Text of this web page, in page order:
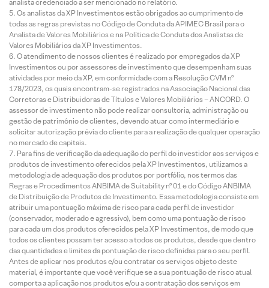
analista credenciado a ser mencionado no relatório.
Os analistas da XP Investimentos estão obrigados ao cumprimento de
todas as regras previstas no Código de Conduta da APIMEC Brasil para o
Analista de Valores Mobiliários e na Política de Conduta dos Analistas de
Valores Mobiliários da XP Investimentos.
O atendimento de nossos clientes é realizado por empregados da XP
Investimentos ou por assessores de investimento que desempenham suas
atividades por meio da XP, em conformidade com a Resolução CVM nº
178/2023, os quais encontram-se registrados na Associação Nacional das
Corretoras e Distribuidoras de Títulos e Valores Mobiliários – ANCORD. O
assessor de investimento não pode realizar consultoria, administração ou
gestão de patrimônio de clientes, devendo atuar como intermediário e
solicitar autorização prévia do cliente para a realização de qualquer operação
no mercado de capitais.
Para fins de verificação da adequação do perfil do investidor aos serviços e
produtos de investimento oferecidos pela XP Investimentos, utilizamos a
metodologia de adequação dos produtos por portfólio, nos termos das
Regras e Procedimentos ANBIMA de Suitability nº 01 e do Código ANBIMA
de Distribuição de Produtos de Investimento. Essa metodologia consiste em
atribuir uma pontuação máxima de risco para cada perfil de investidor
(conservador, moderado e agressivo), bem como uma pontuação de risco
para cada um dos produtos oferecidos pela XP Investimentos, de modo que
todos os clientes possam ter acesso a todos os produtos, desde que dentro
das quantidades e limites da pontuação de risco definidas para o seu perfil.
Antes de aplicar nos produtos e/ou contratar os serviços objeto deste
material, é importante que você verifique se a sua pontuação de risco atual
comporta a aplicação nos produtos e/ou a contratação dos serviços em